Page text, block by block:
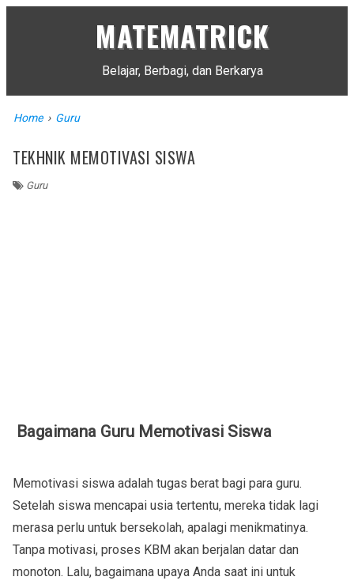
MATEMATRICK
Belajar, Berbagi, dan Berkarya
Home › Guru
TEKHNIK MEMOTIVASI SISWA
Guru
Bagaimana Guru Memotivasi Siswa
Memotivasi siswa adalah tugas berat bagi para guru.
Setelah siswa mencapai usia tertentu, mereka tidak lagi
merasa perlu untuk bersekolah, apalagi menikmatinya.
Tanpa motivasi, proses KBM akan berjalan datar dan
monoton. Lalu, bagaimana upaya Anda saat ini untuk